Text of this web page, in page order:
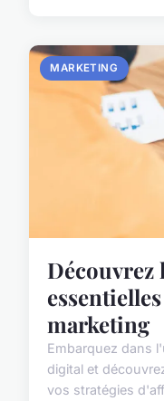
MARKETING
Découvrez
marketing
Embarquez dans
digital et
vos stratégies